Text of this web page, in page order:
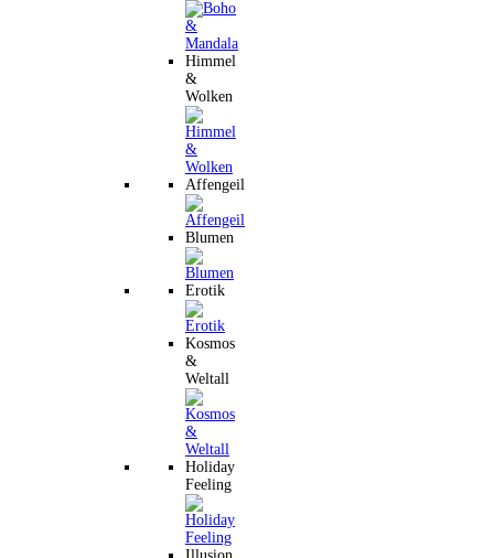
Himmel
&
Wolken
Affengeil
Blumen
Erotik
Kosmos
&
Weltall
Holiday
Feeling